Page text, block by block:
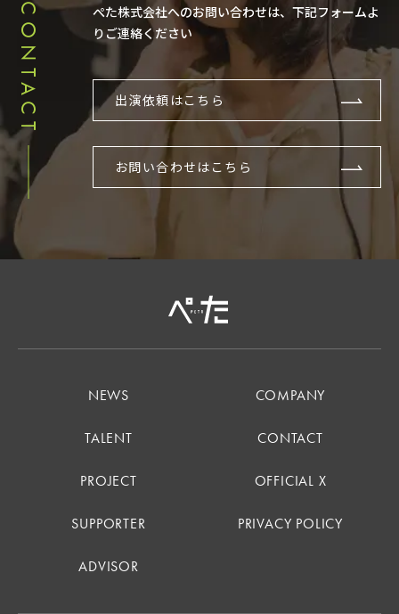
CONTACT
ぺた株式会社へのお問い合わせは、下記フォームよ
りご連絡ください
出演依頼はこちら
お問い合わせはこちら
NEWS
TALENT
PROJECT
SUPPORTER
ADVISOR
COMPANY
CONTACT
OFFICIAL X
PRIVACY POLICY